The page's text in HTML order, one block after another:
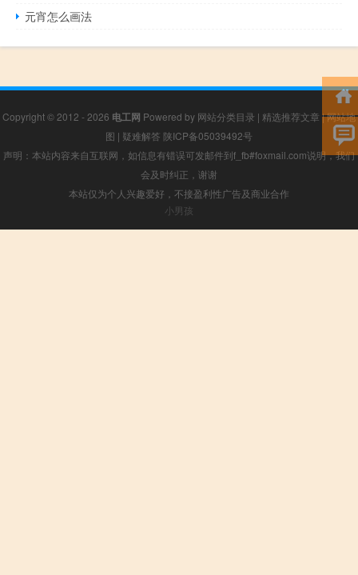
元宵怎么画法
Copyright © 2012 - 2026 电工网 Powered by 网站分类目录 | 精选推荐文章 |网站地
图 | 疑难解答 陕ICP备05039492号
声明：本站内容来自互联网，如信息有错误可发邮件到f_fb#foxmail.com说明，我们
会及时纠正，谢谢
本站仅为个人兴趣爱好，不接盈利性广告及商业合作
小男孩